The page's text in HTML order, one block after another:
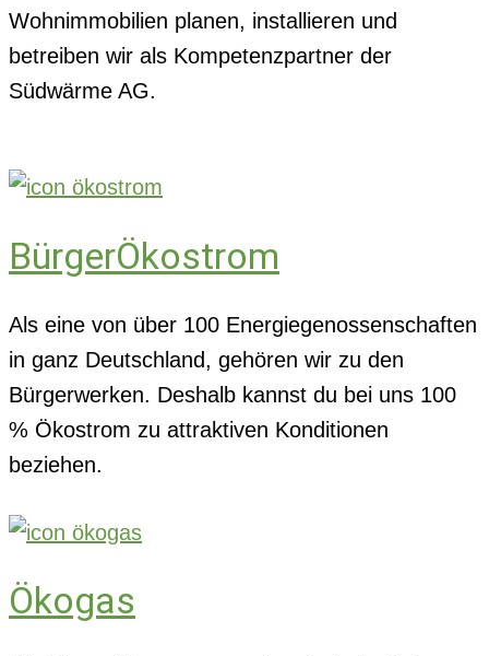
Wohnimmobilien planen, installieren und
betreiben wir als Kompetenzpartner der
Südwärme AG.
BürgerÖkostrom
Als eine von über 100 Energiegenossenschaften
in ganz Deutschland, gehören wir zu den
Bürgerwerken. Deshalb kannst du bei uns 100
% Ökostrom zu attraktiven Konditionen
beziehen.
Ökogas